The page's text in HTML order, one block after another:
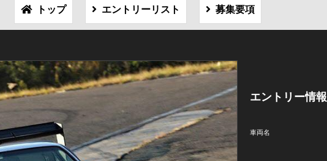
トップ エントリーリスト 募集要項
エントリー情報
車両名